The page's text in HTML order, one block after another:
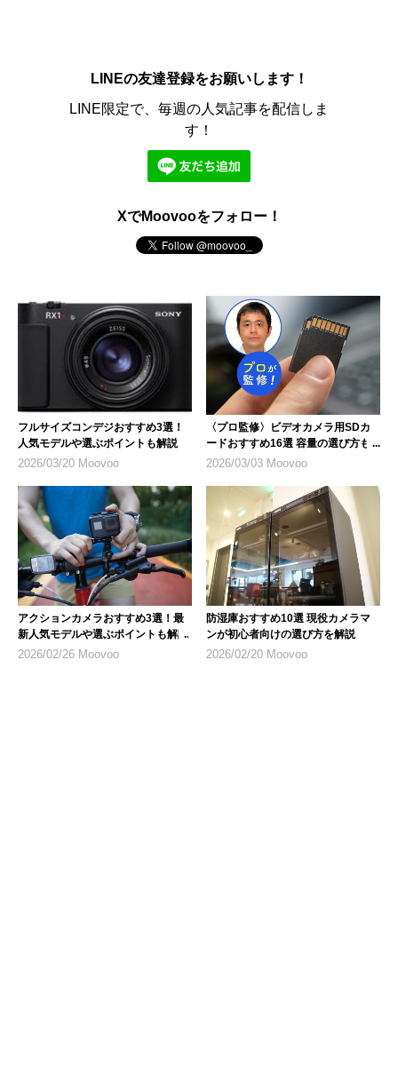
LINEの友達登録をお願いします！
LINE限定で、毎週の人気記事を配信しま
す！
XでMoovooをフォロー！
フルサイズコンデジおすすめ3選！
人気モデルや選ぶポイントも解説
2026/03/20 Moovoo
〈プロ監修〉ビデオカメラ用SDカ
ードおすすめ16選 容量の選び方も
解説
2026/03/03 Moovoo
アクションカメラおすすめ3選！最
新人気モデルや選ぶポイントも解説
2026/02/26 Moovoo
防湿庫おすすめ10選 現役カメラマ
ンが初心者向けの選び方を解説
2026/02/20 Moovoo